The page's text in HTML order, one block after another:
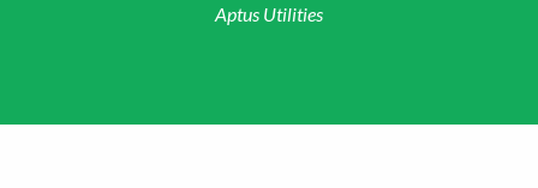
Aptus Utilities